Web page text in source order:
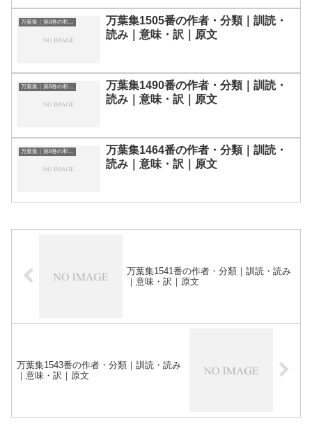
万葉集｜第8巻の和歌一覧
万葉集1505番の作者・分類｜訓読・
読み｜意味・訳｜原文
万葉集｜第8巻の和歌一覧
万葉集1490番の作者・分類｜訓読・
読み｜意味・訳｜原文
万葉集1464番の作者・分類｜訓読・
読み｜意味・訳｜原文
万葉集1541番の作者・分類｜訓読・読み
｜意味・訳｜原文
万葉集1543番の作者・分類｜訓読・読み
｜意味・訳｜原文